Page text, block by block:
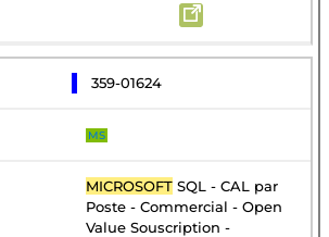
359-01624
MS
MICROSOFT SQL - CAL par
Poste - Commercial - Open
Value Souscription -